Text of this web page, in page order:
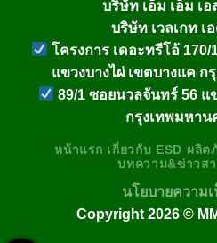
บริษัท เอ็ม เอ็ม เ
บริษัท เวลเกท เ
โครงการ เดอะทรีโอ้
แขวงบางไผ่ เขตบางแค ก
89/1 ซอยนวลจันทร์ 56 แ
กรุงเทพมหาน
หน้าแรก เกี่ยวกับ ESD ผลิต
บทความ&ข่าวส
นโยบายความ
Copyright 2026 ©